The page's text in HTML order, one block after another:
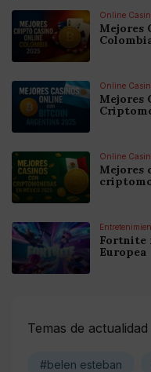
Online
Mejores
Online
Mejores
Online
Mejores
Fortnite
Europea
Temas de actualidad
#belen esteban